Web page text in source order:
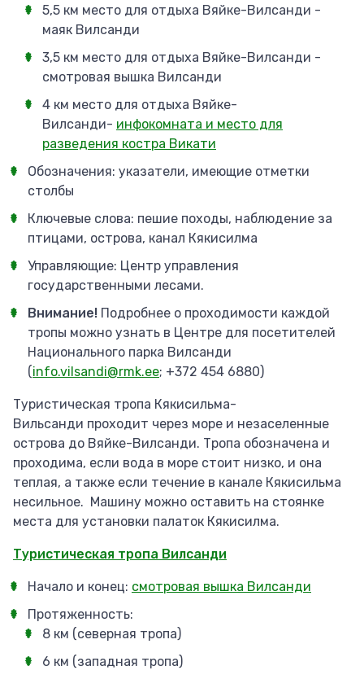
5,5 км место для отдыха Вяйке-Вилсанди -
маяк Вилсанди
3,5 км место для отдыха Вяйке-Вилсанди -
смотровая вышка Вилсанди
4 км место для отдыха Вяйке-
Вилсанди- инфокомната и место для
разведения костра Викати
Обозначения: указатели, имеющие отметки
столбы
Ключевые слова: пешие походы, наблюдение за
птицами, острова, канал Кякисилма
Управляющие: Центр управления
государственными лесами.
Внимание! Подробнее о проходимости каждой
тропы можно узнать в Центре для посетителей
Национального парка Вилсанди
(info.vilsandi@rmk.ee; +372 454 6880)
​Туристическая тропа Кякисильма-
Вильсанди проходит через море и незаселенные
острова до Вяйке-Вилсанди. Тропа обозначена и
проходима, если вода в море стоит низко, и она
теплая, а также если течение в канале Кякисильма
несильное. Машину можно оставить на стоянке
места для установки палаток Кякисилма.
Туристическая тропа Вилсанди
Начало и конец: смотровая вышка Вилсанди
Протяженность:
8 км (северная тропа)
6 км (западная тропа)